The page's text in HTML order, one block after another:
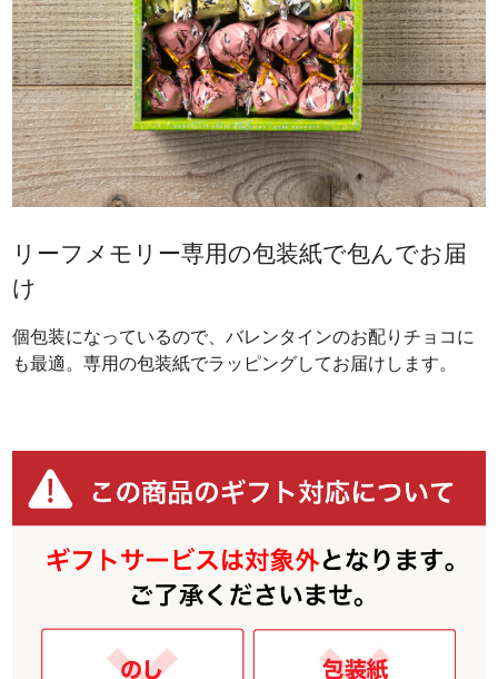
リーフメモリー専用の包装紙で包んでお届
け
個包装になっているので、バレンタインのお配りチョコに
も最適。専用の包装紙でラッピングしてお届けします。